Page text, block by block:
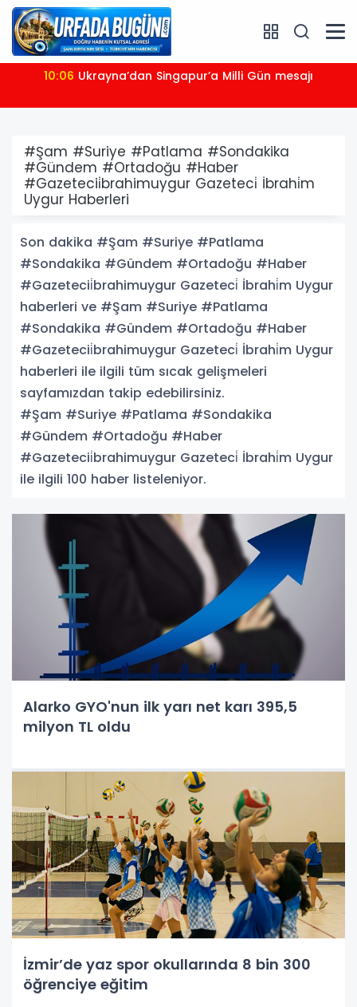
10:02Uraloğlu: Saipem 7000’in boğaz geçişini emniyetle
#Şam #Suriye #Patlama #Sondakika
#Gündem #Ortadoğu #Haber
#Gazetecii̇brahimuygur Gazeteci̇ İbrahi̇m
Uygur Haberleri
Son dakika #Şam #Suriye #Patlama
#Sondakika #Gündem #Ortadoğu #Haber
#Gazetecii̇brahimuygur Gazeteci̇ İbrahi̇m Uygur
haberleri ve #Şam #Suriye #Patlama
#Sondakika #Gündem #Ortadoğu #Haber
#Gazetecii̇brahimuygur Gazeteci̇ İbrahi̇m Uygur
haberleri ile ilgili tüm sıcak gelişmeleri
sayfamızdan takip edebilirsiniz.
#Şam #Suriye #Patlama #Sondakika
#Gündem #Ortadoğu #Haber
#Gazetecii̇brahimuygur Gazeteci̇ İbrahi̇m Uygur
ile ilgili 100 haber listeleniyor.
Alarko GYO'nun ilk yarı net karı 395,5
milyon TL oldu
İzmir’de yaz spor okullarında 8 bin 300
öğrenciye eğitim